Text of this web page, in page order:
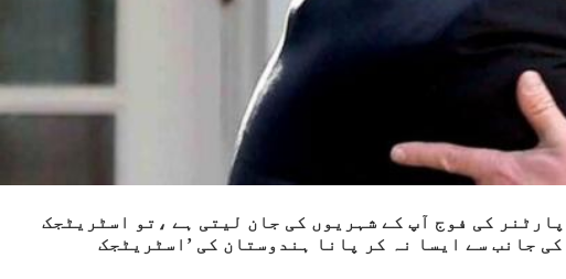
کی فوج آپ کے شہریوں کی جان لیتی ہے ،تو اسٹریٹجک
جانب سے ایسا نہ کر پانا ہندوستان کی ’اسٹریٹجک